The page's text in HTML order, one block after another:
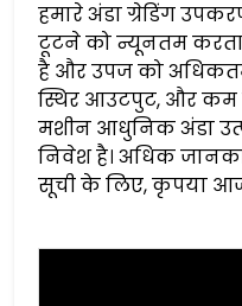
हमारे अंडा ग्रेडिंग
टूटने को न्यूनतम करता
है और उपज को
स्थिर आउटपुट, और
मशीन आधुनिक अंडा
निवेश है। अधिक
सूची के लिए, कृपया